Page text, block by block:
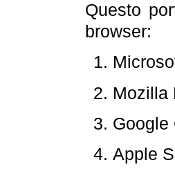
Questo
browser:
Mozilla
Google
Apple